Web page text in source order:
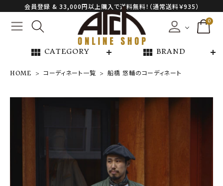
会員登録 & 33,000円以上購入で送料無料！（通常送料￥935）
0
view_module CATEGORY view_module BRAND
NEW ARRIVAL
HOME コーディネート一覧 船橋 悠輔のコーディネート